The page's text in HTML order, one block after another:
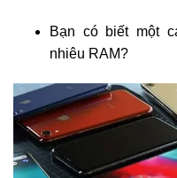
Bạn có biết một
nhiêu RAM?